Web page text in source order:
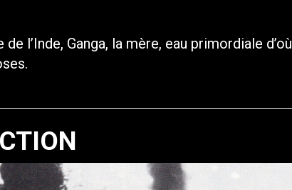
l’Inde, Ganga, la mère, eau primordiale d’où